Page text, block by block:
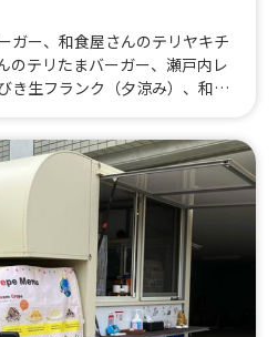
ガー、和食屋さんのテリヤキチ
のテリたまバーガー、瀬戸内レ
き生フランク（夕涼み）、和食
夕涼み）、チュロス(夕涼
（夕涼み）、かき氷（夕涼
クハニーバター、焼き芋ブリ
オーガニックコーヒー、果肉入
粗びき生フランク、豚汁、ビ
ール、オニオンリング、ポテ
、チキンナゲット、おむすび
イス